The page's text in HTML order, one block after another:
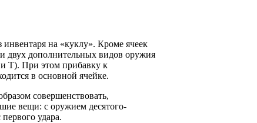
на «куклу». Кроме ячеек
двух дополнительных видов оружия
T). При этом прибавку к
в основной ячейке.
совершенствовать,
вещи: с оружием десятого-
удара.